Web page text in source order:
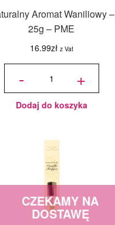
Aromat Waniliowy –
25g – PME
16.99zł z Vat
-
ilość
Waniliowy
- 25g - +
Dodaj do koszyka
CZEKAMY NA
DOSTAWĘ